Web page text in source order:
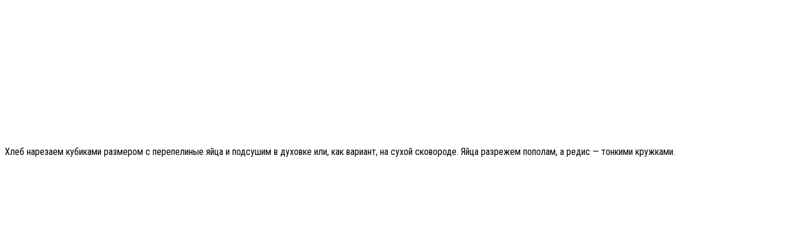
Хлеб нарезаем кубиками размером с перепелиные яйца и подсушим в духовке или, как вариант, на сухой сковороде. Яйца разрежем пополам, а редис — тонкими кружками.